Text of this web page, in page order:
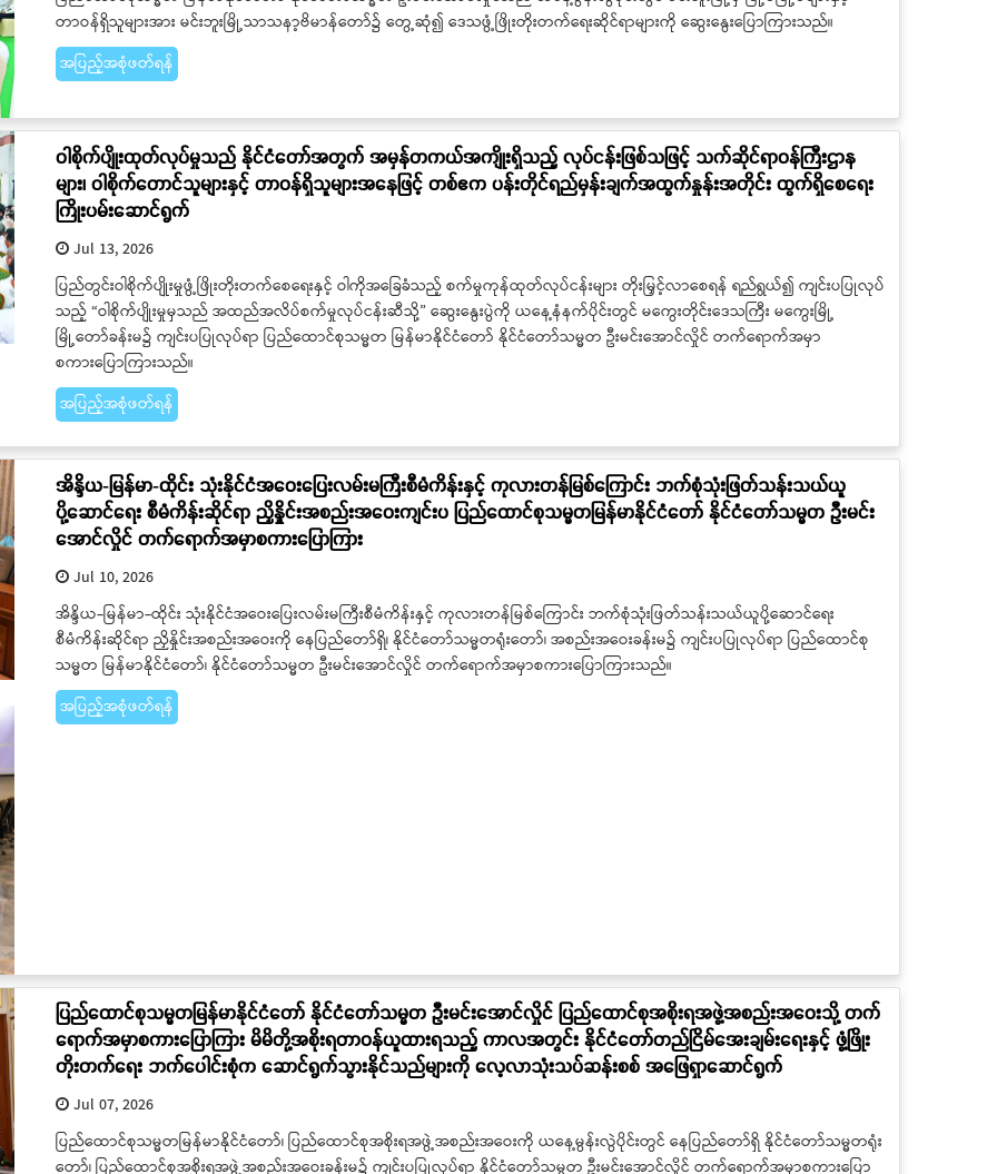
တာဝန်ရှိသူများအား မင်းဘူးမြို့သာသနာ့ဗိမာန်တော်၌ တွေ့ဆုံ၍ ဒေသဖွံ့ဖြိုးတိုးတက်ရေးဆိုင်ရာများကို ဆွေးနွေးပြောကြားသည်။
အပြည့်အစုံဖတ်ရန်
ဝါစိုက်ပျိုးထုတ်လုပ်မှုသည် နိုင်ငံတော်အတွက် အမှန်တကယ်အကျိုးရှိသည့် လုပ်ငန်းဖြစ်သဖြင့် သက်ဆိုင်ရာဝန်ကြီးဌာန
များ၊ ဝါစိုက်တောင်သူများနှင့် တာဝန်ရှိသူများအနေဖြင့် တစ်ဧက ပန်းတိုင်ရည်မှန်းချက်အထွက်နှုန်းအတိုင်း ထွက်ရှိစေရေး
ကြိုးပမ်းဆောင်ရွက်
Jul 13, 2026
ပြည်တွင်းဝါစိုက်ပျိုးမှုဖွံ့ဖြိုးတိုးတက်စေရေးနှင့် ဝါကိုအခြေခံသည့် စက်မှုကုန်ထုတ်လုပ်ငန်းများ တိုးမြှင့်လာစေရန် ရည်ရွယ်၍ ကျင်းပပြုလုပ်
သည့် “ဝါစိုက်ပျိုးမှုမှသည် အထည်အလိပ်စက်မှုလုပ်ငန်းဆီသို့” ဆွေးနွေးပွဲကို ယနေ့နံနက်ပိုင်းတွင် မကွေးတိုင်းဒေသကြီး မကွေးမြို့
မြို့တော်ခန်းမ၌ ကျင်းပပြုလုပ်ရာ ပြည်ထောင်စုသမ္မတ မြန်မာနိုင်ငံတော် နိုင်ငံတော်သမ္မတ ဦးမင်းအောင်လှိုင် တက်ရောက်အမှာ
စကားပြောကြားသည်။
အပြည့်အစုံဖတ်ရန်
အိန္ဒိယ-မြန်မာ-ထိုင်း သုံးနိုင်ငံအဝေးပြေးလမ်းမကြီးစီမံကိန်းနှင့် ကုလားတန်မြစ်ကြောင်း ဘက်စုံသုံးဖြတ်သန်းသယ်ယူ
ပို့ဆောင်ရေး စီမံကိန်းဆိုင်ရာ ညှိနှိုင်းအစည်းအဝေးကျင်းပ ပြည်ထောင်စုသမ္မတမြန်မာနိုင်ငံတော် နိုင်ငံတော်သမ္မတ ဦးမင်း
အောင်လှိုင် တက်ရောက်အမှာစကားပြောကြား
Jul 10, 2026
အိန္ဒိယ-မြန်မာ-ထိုင်း သုံးနိုင်ငံအဝေးပြေးလမ်းမကြီးစီမံကိန်းနှင့် ကုလားတန်မြစ်ကြောင်း ဘက်စုံသုံးဖြတ်သန်းသယ်ယူပို့ဆောင်ရေး
စီမံကိန်းဆိုင်ရာ ညှိနှိုင်းအစည်းအဝေးကို နေပြည်တော်ရှိ၊ နိုင်ငံတော်သမ္မတရုံးတော်၊ အစည်းအဝေးခန်းမ၌ ကျင်းပပြုလုပ်ရာ ပြည်ထောင်စု
သမ္မတ မြန်မာနိုင်ငံတော်၊ နိုင်ငံတော်သမ္မတ ဦးမင်းအောင်လှိုင် တက်ရောက်အမှာစကားပြောကြားသည်။
အပြည့်အစုံဖတ်ရန်
ပြည်ထောင်စုသမ္မတမြန်မာနိုင်ငံတော် နိုင်ငံတော်သမ္မတ ဦးမင်းအောင်လှိုင် ပြည်ထောင်စုအစိုးရအဖွဲ့အစည်းအဝေးသို့ တက်
ရောက်အမှာစကားပြောကြား မိမိတို့အစိုးရတာဝန်ယူထားရသည့် ကာလအတွင်း နိုင်ငံတော်တည်ငြိမ်အေးချမ်းရေးနှင့် ဖွံ့ဖြိုး
တိုးတက်ရေး ဘက်ပေါင်းစုံက ဆောင်ရွက်သွားနိုင်သည်များကို လေ့လာသုံးသပ်ဆန်းစစ် အဖြေရှာဆောင်ရွက်
Jul 07, 2026
ပြည်ထောင်စုသမ္မတမြန်မာနိုင်ငံတော်၊ ပြည်ထောင်စုအစိုးရအဖွဲ့အစည်းအဝေးကို ယနေ့မွန်းလွဲပိုင်းတွင် နေပြည်တော်ရှိ နိုင်ငံတော်သမ္မတရုံး
တော်၊ ပြည်ထောင်စုအစိုးရအဖွဲ့အစည်းအဝေးခန်းမ၌ ကျင်းပပြုလုပ်ရာ နိုင်ငံတော်သမ္မတ ဦးမင်းအောင်လှိုင် တက်ရောက်အမှာစကားပြော